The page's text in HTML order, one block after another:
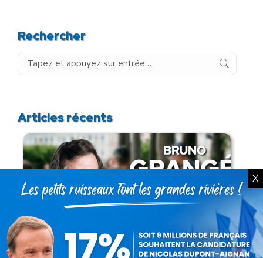
Rechercher
Recherche
Articles récents
Présomption de légitimité de l’usage des
armes par les forces de l’ordre
X